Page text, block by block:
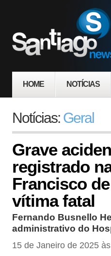
HOME NOTÍCIAS
Notícias: Geral
Grave
registrado
Francisco
vítima fatal
Fernando Busnello
administrativo do
15 de Janeiro de 2025